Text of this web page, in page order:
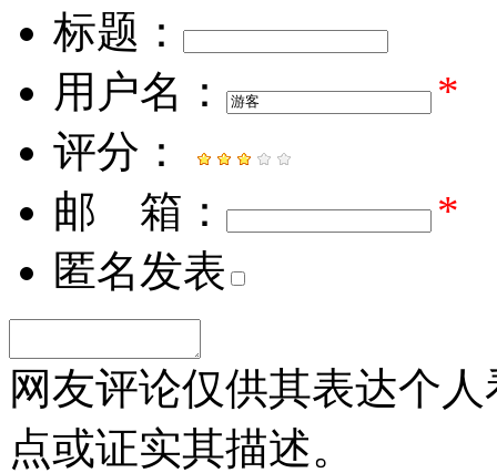
标题：
用户名：
*
评分：
邮 箱：
*
匿名发表
网友评论仅供其表达个
点或证实其描述。